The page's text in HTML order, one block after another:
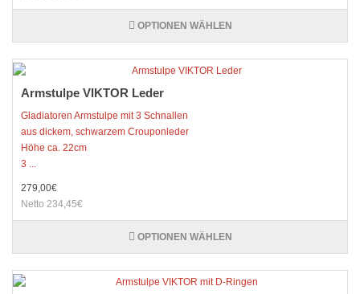
OPTIONEN WÄHLEN
Armstulpe VIKTOR Leder
Gladiatoren Armstulpe mit 3 Schnallen
aus dickem, schwarzem Crouponleder
Höhe ca. 22cm
3 ...
279,00€
Netto 234,45€
OPTIONEN WÄHLEN